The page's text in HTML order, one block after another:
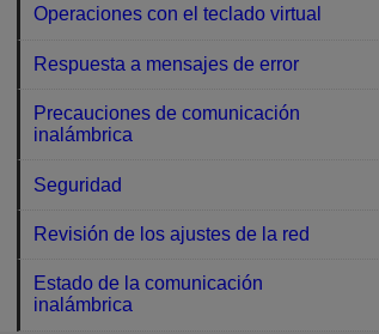
Operaciones con el teclado virtual
Respuesta a mensajes de error
Precauciones de comunicación
inalámbrica
Seguridad
Revisión de los ajustes de la red
Estado de la comunicación
inalámbrica